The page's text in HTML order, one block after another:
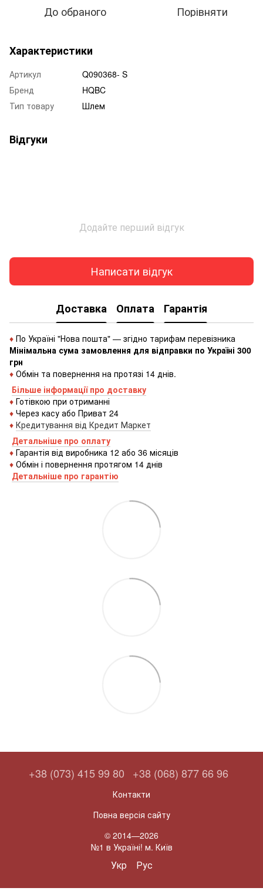
До обраного Порівняти
Характеристики
Артикул
Q090368- S
Бренд
HQBC
Тип товару
Шлем
Відгуки
Додайте перший відгук
Написати відгук
Доставка Оплата Гарантія
♦ По Україні "Нова пошта" — згідно тарифам перевізника
Мінімальна сума замовлення для відправки по Україні 300
грн
♦ Обмін та повернення на протязі 14 днів.
Більше інформації про доставку
♦ Готівкою при отриманні
♦ Через касу або Приват 24
♦ Кредитування від Кредит Маркет
Детальніше про оплату
♦ Гарантія від виробника 12 або 36 місяців
♦ Обмін і повернення протягом 14 днів
Детальніше про гарантію
+38 (073) 415 99 80 +38 (068) 877 66 96
Контакти
Повна версія сайту
© 2014—2026
№1 в Україні! м. Київ
Укр Рус